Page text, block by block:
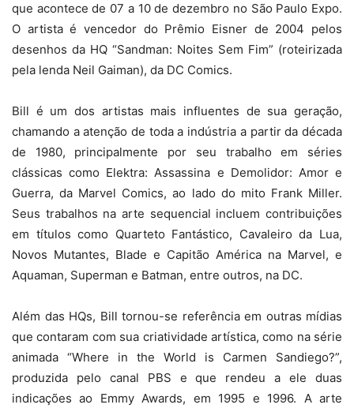
que acontece de 07 a 10 de dezembro no São Paulo Expo.
O artista é vencedor do Prêmio Eisner de 2004 pelos
desenhos da HQ “Sandman: Noites Sem Fim” (roteirizada
pela lenda Neil Gaiman), da DC Comics.
Bill é um dos artistas mais influentes de sua geração,
chamando a atenção de toda a indústria a partir da década
de 1980, principalmente por seu trabalho em séries
clássicas como Elektra: Assassina e Demolidor: Amor e
Guerra, da Marvel Comics, ao lado do mito Frank Miller.
Seus trabalhos na arte sequencial incluem contribuições
em títulos como Quarteto Fantástico, Cavaleiro da Lua,
Novos Mutantes, Blade e Capitão América na Marvel, e
Aquaman, Superman e Batman, entre outros, na DC.
Além das HQs, Bill tornou-se referência em outras mídias
que contaram com sua criatividade artística, como na série
animada “Where in the World is Carmen Sandiego?”,
produzida pelo canal PBS e que rendeu a ele duas
indicações ao Emmy Awards, em 1995 e 1996. A arte